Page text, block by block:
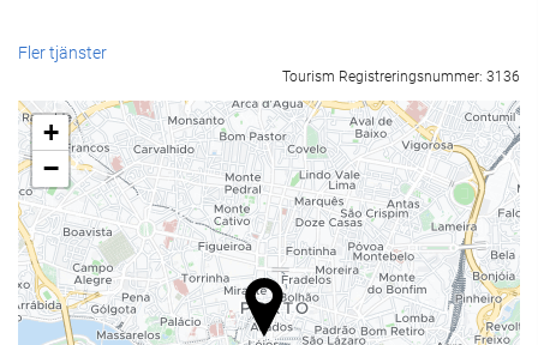
Mat och dryck
Bar
Kafé på boendet
Receptionstjänster
24-timmarsreception
Bagageförvaring
Fler tjänster
Tourism Registreringsnummer: 3136
+
−